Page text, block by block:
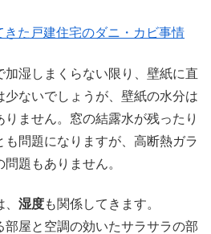
きた戸建住宅のダニ・カビ事情
加湿しまくらない限り、壁紙に直
少ないでしょうが、壁紙の水分は
ません。窓の結露水が残ったり
も問題になりますが、高断熱ガラ
題もありません。
湿度も関係してきます。
屋と空調の効いたサラサラの部